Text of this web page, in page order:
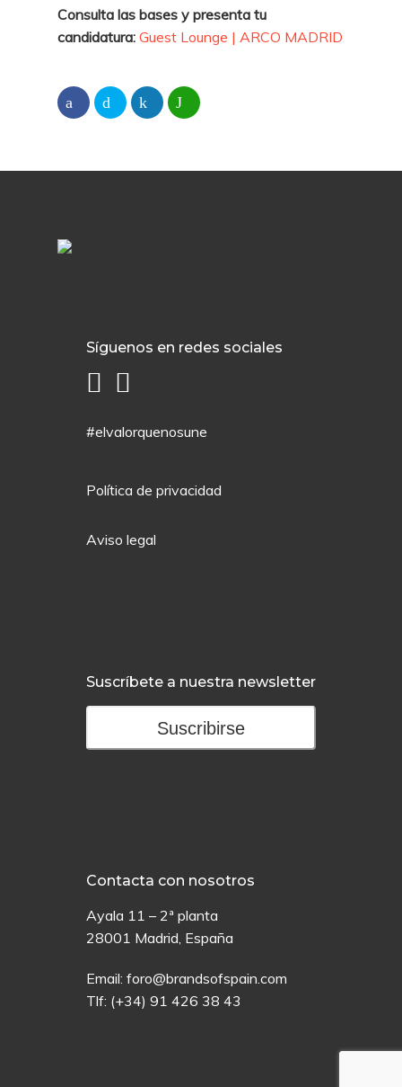
Consulta las bases y presenta tu
candidatura: Guest Lounge | ARCO MADRID
Síguenos en redes sociales
#elvalorquenosune
Política de privacidad
Aviso legal
Suscríbete a nuestra newsletter
Suscribirse
Contacta con nosotros
Ayala 11 – 2ª planta
28001 Madrid, España
Email: foro@brandsofspain.com
Tlf: (+34) 91 426 38 43